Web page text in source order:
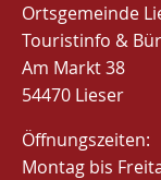
Ortsgemeinde
Touristinfo &
Am Markt 38
54470 Lieser
Öffnungszeiten:
Montag bis